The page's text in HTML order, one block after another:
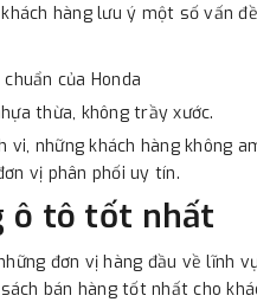
hàng lưu ý một số vấn
của Honda
thừa, không trầy xước.
những khách hàng không
vị phân phối uy tín.
ô tô tốt nhất
đơn vị hàng đầu về lĩnh
bán hàng tốt nhất cho